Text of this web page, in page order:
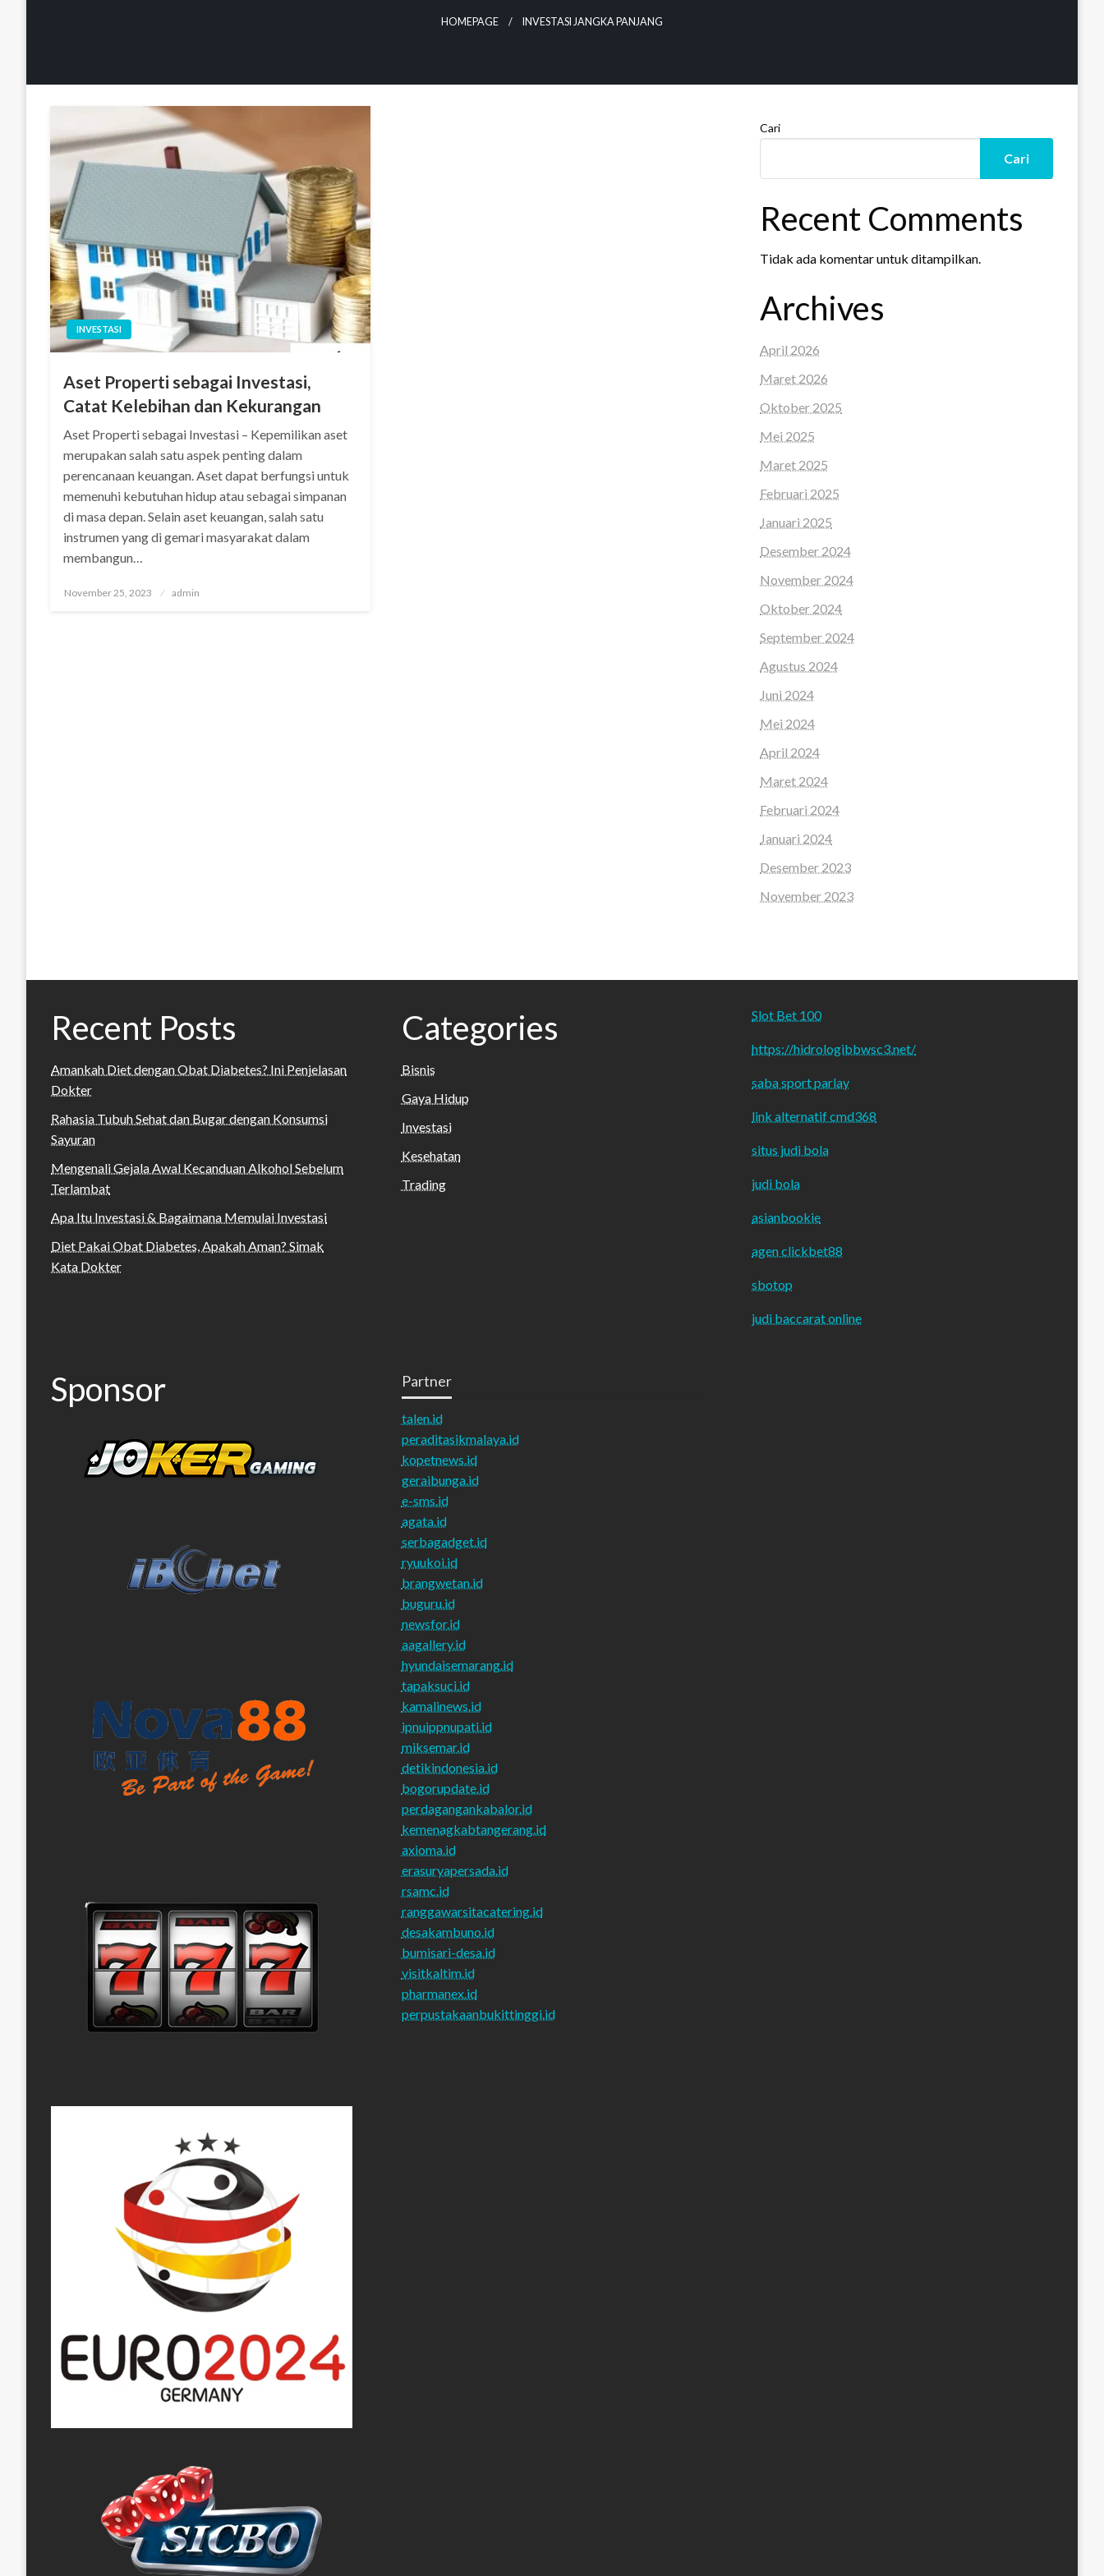
HOMEPAGE INVESTASI JANGKA PANJANG
INVESTASI
Aset Properti sebagai Investasi,
Catat Kelebihan dan Kekurangan
Aset Properti sebagai Investasi – Kepemilikan aset
merupakan salah satu aspek penting dalam
perencanaan keuangan. Aset dapat berfungsi untuk
memenuhi kebutuhan hidup atau sebagai simpanan
di masa depan. Selain aset keuangan, salah satu
instrumen yang di gemari masyarakat dalam
membangun…
Posted
November 25, 2023 admin
Cari
Cari
Recent Comments
Tidak ada komentar untuk ditampilkan.
Archives
April 2026
Maret 2026
Oktober 2025
Mei 2025
Maret 2025
Februari 2025
Januari 2025
Desember 2024
November 2024
Oktober 2024
September 2024
Agustus 2024
Juni 2024
Mei 2024
April 2024
Maret 2024
Februari 2024
Januari 2024
Desember 2023
November 2023
Recent Posts
Amankah Diet dengan Obat Diabetes? Ini Penjelasan
Dokter
Rahasia Tubuh Sehat dan Bugar dengan Konsumsi
Sayuran
Mengenali Gejala Awal Kecanduan Alkohol Sebelum
Terlambat
Apa Itu Investasi & Bagaimana Memulai Investasi
Diet Pakai Obat Diabetes, Apakah Aman? Simak
Kata Dokter
Categories
Bisnis
Gaya Hidup
Investasi
Kesehatan
Trading
Slot Bet 100
https://hidrologibbwsc3.net/
saba sport parlay
link alternatif cmd368
situs judi bola
judi bola
asianbookie
agen clickbet88
sbotop
judi baccarat online
Sponsor Partner
talen.id
peraditasikmalaya.id
kopetnews.id
geraibunga.id
e-sms.id
agata.id
serbagadget.id
ryuukoi.id
brangwetan.id
buguru.id
newsfor.id
aagallery.id
hyundaisemarang.id
tapaksuci.id
kamalinews.id
ipnuippnupati.id
miksemar.id
detikindonesia.id
bogorupdate.id
perdagangankabalor.id
kemenagkabtangerang.id
axioma.id
erasuryapersada.id
rsamc.id
ranggawarsitacatering.id
desakambuno.id
bumisari-desa.id
visitkaltim.id
pharmanex.id
perpustakaanbukittinggi.id